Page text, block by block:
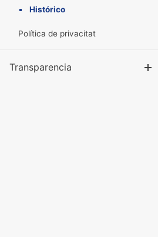
Histórico
Política de privacitat
Transparencia